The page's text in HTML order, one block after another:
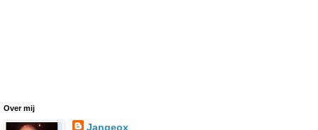
Over mij
Jangeox